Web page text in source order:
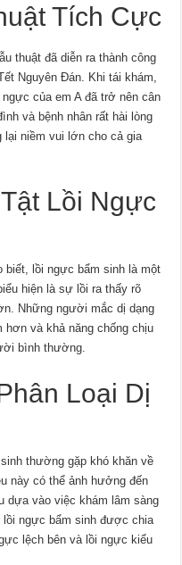
Tích Cực
thuật đã diễn ra thành công
Nguyên Đán. Khi tái khám,
của em A đã trở nên cân
và bệnh nhân rất hài lòng
lại niềm vui lớn cho cả gia
Lồi Ngực
biết, lồi ngực bẩm sinh là một
hiện là sự lồi ra thấy rõ
Những người mắc dị dạng
và khả năng chống chịu
bình thường.
Loại Dị
thường gặp khó khăn về
này có thể ảnh hưởng đến
dựa vào việc khám lâm sàng
lồi ngực bẩm sinh được chia
lệch bên và lồi ngực kiểu